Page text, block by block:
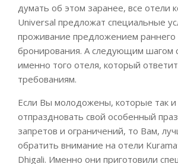
думать об этом заранее, все отели
Universal предложат специальные
проживание предложением раннего
бронирования. А следующим шагом
именно того отеля, который
требованиям.
Если Вы молодожены, которые так и
отпраздновать свой особенный
запретов и ограничений, то Вам,
обратить внимание на отели
Dhigali. Именно они приготовили